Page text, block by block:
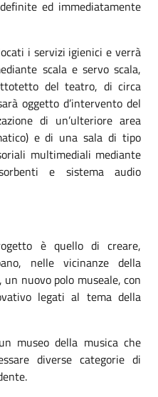
ed immediatamente
i servizi igienici e verrà
scala e servo scala,
del teatro, di circa
oggetto d’intervento del
di un’ulteriore area
e di una sala di tipo
multimediali mediante
e sistema audio
è quello di creare,
nelle vicinanze della
nuovo polo museale, con
legati al tema della
museo della musica che
diverse categorie di